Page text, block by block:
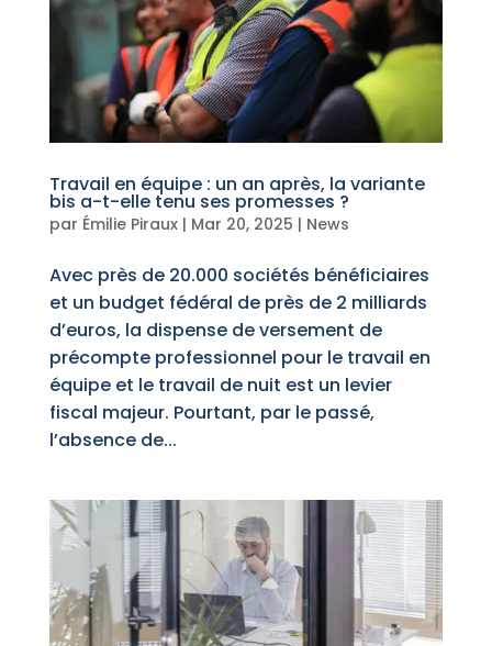
Travail en équipe : un an après, la variante
bis a-t-elle tenu ses promesses ?
par Émilie Piraux| Mar 20, 2025 | News
Avec près de 20.000 sociétés bénéficiaires
et un budget fédéral de près de 2 milliards
d’euros, la dispense de versement de
précompte professionnel pour le travail en
équipe et le travail de nuit est un levier
fiscal majeur. Pourtant, par le passé,
l’absence de...